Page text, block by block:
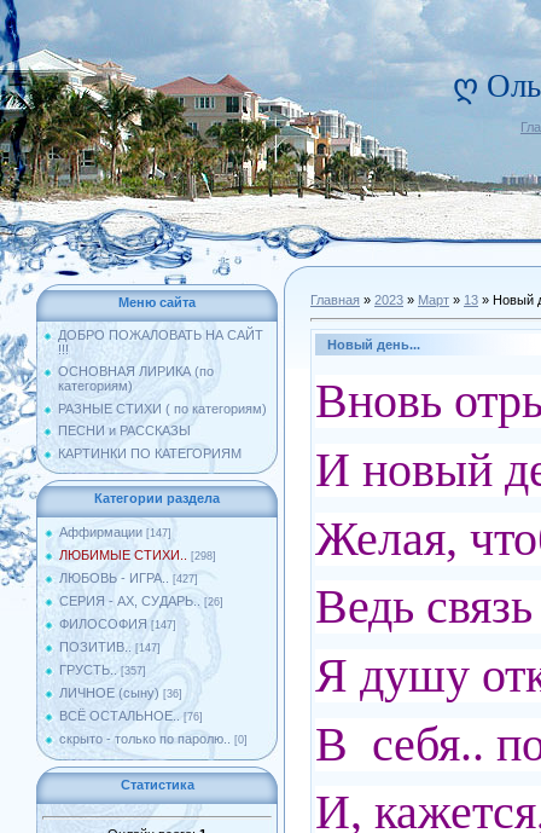
ღ
Меню сайта
ДОБРО ПОЖАЛОВАТЬ НА САЙТ
!!!
ОСНОВНАЯ ЛИРИКА (по
категориям)
РАЗНЫЕ СТИХИ ( по категориям)
ПЕСНИ и РАССКАЗЫ
КАРТИНКИ ПО КАТЕГОРИЯМ
Категории раздела
Аффирмации [147]
ЛЮБИМЫЕ СТИХИ.. [298]
ЛЮБОВЬ - ИГРА.. [427]
СЕРИЯ - АХ, СУДАРЬ.. [26]
ФИЛОСОФИЯ [147]
ПОЗИТИВ.. [147]
ГРУСТЬ.. [357]
ЛИЧНОЕ (сыну) [36]
ВСЁ ОСТАЛЬНОЕ.. [76]
скрыто - только по паролю.. [0]
Статистика
Главная » 2023 » Март » 13 » Новый
Новый день...
Вновь
И новый
Желая,
Ведь
Я душу
В себя..
И,